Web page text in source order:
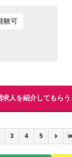
験可
求人を紹介してもらう
3 4 5